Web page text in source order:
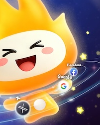
反对[0]
旋风加速器
八戒看书
官网
ios加速器